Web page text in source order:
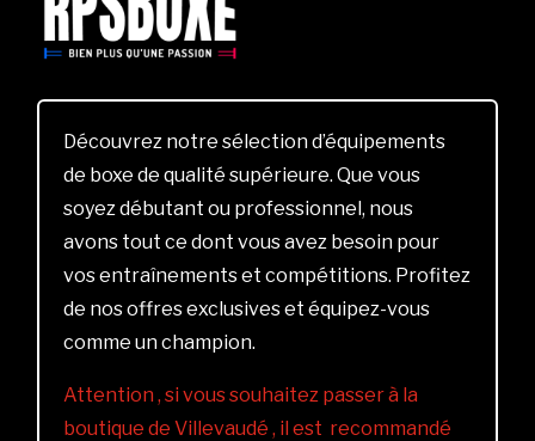
Découvrez notre sélection d’équipements
de boxe de qualité supérieure. Que vous
soyez débutant ou professionnel, nous
avons tout ce dont vous avez besoin pour
vos entraînements et compétitions. Profitez
de nos offres exclusives et équipez-vous
comme un champion.
Attention , si vous souhaitez passer à la
boutique de Villevaudé , il est recommandé